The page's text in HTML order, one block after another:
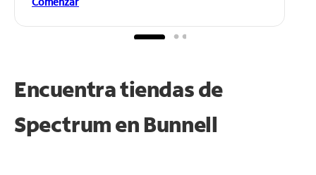
Encuentra tiendas de
Spectrum en Bunnell